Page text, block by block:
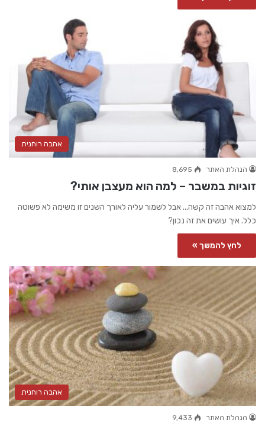
אהבה רוחנית
הנהלת האתר 8,695
זוגיות במשבר – למה הוא מעצבן אותי?
למצוא אהבה זה קשה... אבל לשמור עליה לאורך השנים זו משימה לא פשוטה
כלל. איך עושים את זה נכון?
לחץ להמשך »
אהבה רוחנית
הנהלת האתר 9,433